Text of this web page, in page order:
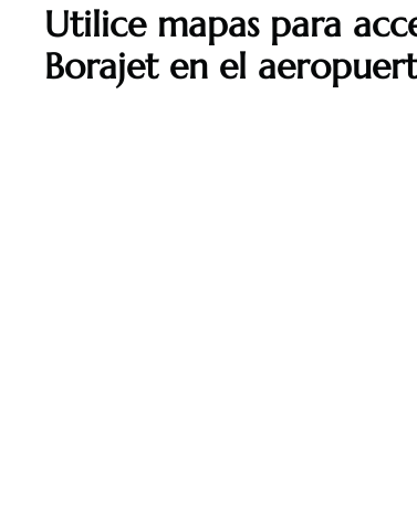
Utilice mapas para
Borajet en el